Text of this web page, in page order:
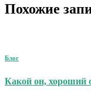
Похожие
Блог
Какой он, хороший